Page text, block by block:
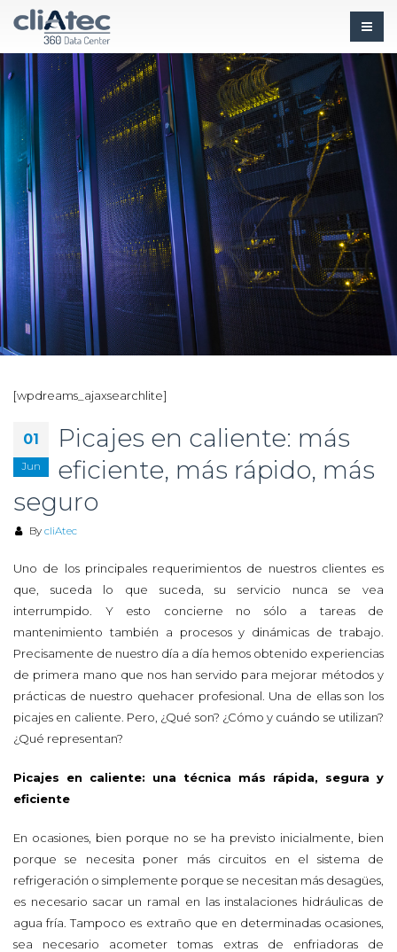
[wpdreams_ajaxsearchlite]
01
Jun
Picajes en caliente: más
eficiente, más rápido, más
seguro
By cliAtec
Uno de los principales requerimientos de nuestros clientes es
que, suceda lo que suceda, su servicio nunca se vea
interrumpido. Y esto concierne no sólo a tareas de
mantenimiento también a procesos y dinámicas de trabajo.
Precisamente de nuestro día a día hemos obtenido experiencias
de primera mano que nos han servido para mejorar métodos y
prácticas de nuestro quehacer profesional. Una de ellas son los
picajes en caliente. Pero, ¿Qué son? ¿Cómo y cuándo se utilizan?
¿Qué representan?
Picajes en caliente: una técnica más rápida, segura y
eficiente
En ocasiones, bien porque no se ha previsto inicialmente, bien
porque se necesita poner más circuitos en el sistema de
refrigeración o simplemente porque se necesitan más desagües,
es necesario sacar un ramal en las instalaciones hidráulicas de
agua fría. Tampoco es extraño que en determinadas ocasiones,
sea necesario acometer tomas extras de enfriadoras de